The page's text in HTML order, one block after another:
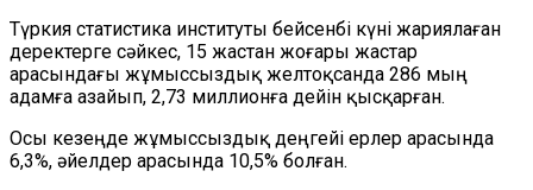
Түркия статистика институты бейсенбі күні жариялаған
деректерге сәйкес, 15 жастан жоғары жастар
арасындағы жұмыссыздық желтоқсанда 286 мың
адамға азайып, 2,73 миллионға дейін қысқарған.
Осы кезеңде жұмыссыздық деңгейі ерлер арасында
6,3%, әйелдер арасында 10,5% болған.